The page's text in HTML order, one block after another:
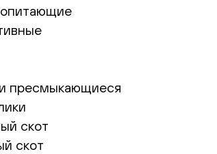
пресмыкающиеся
скот
скот